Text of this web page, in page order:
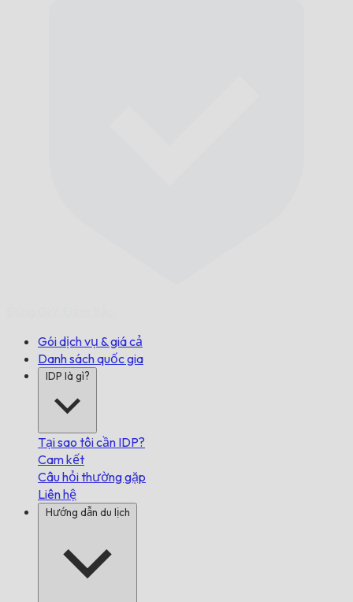
Gói dịch vụ & giá cả
Danh sách quốc gia
IDP là gì?
Tại sao tôi cần IDP?
Cam kết
Câu hỏi thường gặp
Liên hệ
Hướng dẫn du lịch